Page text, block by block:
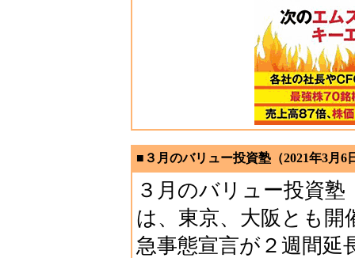
■３月のバリュー投資塾（2021年3月6
３月のバリュー投資
は、東京、大阪とも開
急事態宣言が２週間